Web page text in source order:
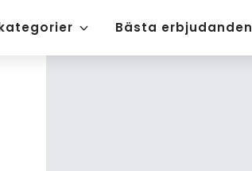
Bästa erbjudanden